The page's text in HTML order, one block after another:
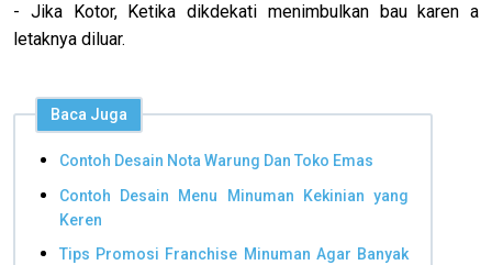
- Jika Kotor, Ketika dikdekati menimbulkan bau karen a
letaknya diluar.
Baca Juga
Contoh Desain Nota Warung Dan Toko Emas
Contoh Desain Menu Minuman Kekinian yang
Keren
Tips Promosi Franchise Minuman Agar Banyak